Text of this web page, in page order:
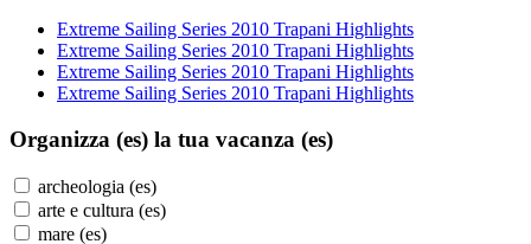
Extreme Sailing Series 2010 Trapani Highlights
Extreme Sailing Series 2010 Trapani Highlights
Extreme Sailing Series 2010 Trapani Highlights
Extreme Sailing Series 2010 Trapani Highlights
Organizza (es) la tua vacanza (es)
archeologia (es)
arte e cultura (es)
mare (es)